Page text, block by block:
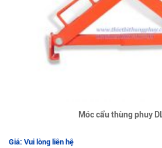
Móc cẩu thùng phuy
Giá: Vui lòng liên hệ